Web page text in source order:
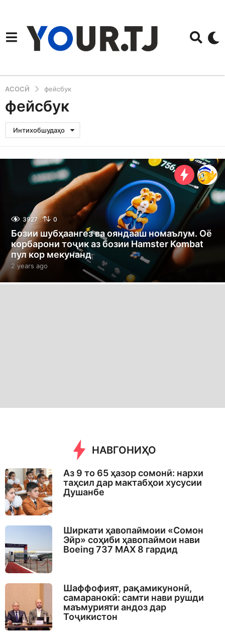
АСОСӢ фейсбук
фейсбук
Интихобшудаҳо
3927 0
Бозии шубҳаангез ва ояндааш номаълум. Оё
корбарони тоҷик аз бозии Hamster Kombat
пул кор мекунанд
2 years ago
e
НАВГОНИҲО
Аз 9 то 65 ҳазор сомонӣ: нархи
таҳсил дар мактабҳои хусусии
Душанбе
Ширкати ҳавопаймоии «Сомон
Эйр» соҳиби ҳавопаймои нави
Boeing 737 MAX 8 гардид
Шаффофият, рақамикунонӣ,
самаранокӣ: самти нави рушди
маъмурияти андоз дар
Тоҷикистон